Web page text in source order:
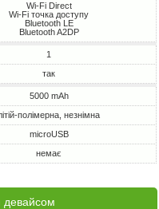
Wi-Fi Direct
Wi-Fi точка доступу
Bluetooth LE
Bluetooth A2DP
1
так
5000 mAh
полімерна, незнімна
microUSB
немає
девайсом